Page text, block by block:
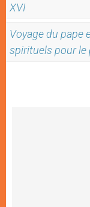
XVI
Voyage du pape
spirituels pour le